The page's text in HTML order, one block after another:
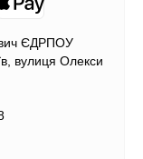
ЄДРПОУ
вулиця Олекси